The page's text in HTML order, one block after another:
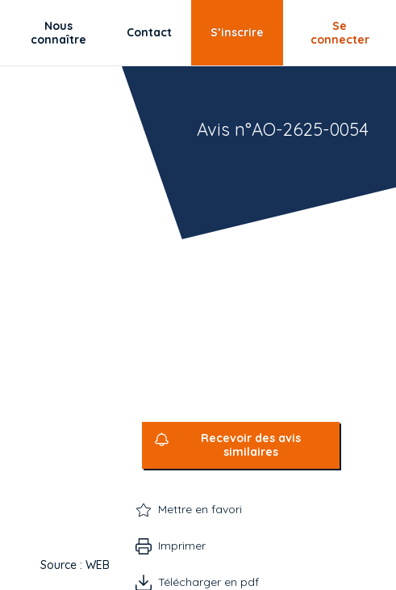
Nous
connaître
Contact S’inscrire
Se
connecter
Avis n°AO-2625-0054
Source : WEB
Recevoir des avis
similaires
Mettre en favori
Imprimer
Télécharger en pdf